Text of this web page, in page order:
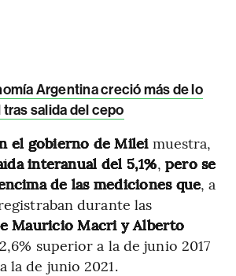
Argentina creció más de lo
salida del cepo
el gobierno de Mileimuestra,
interanual del 5,1%, pero se
de las mediciones que, a
durante las
Mauricio Macri y Alberto
superior a la de junio 2017
la de junio 2021.